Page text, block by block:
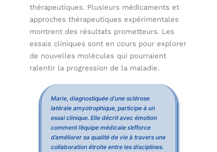
thérapeutiques. Plusieurs médicaments et
approches thérapeutiques expérimentales
montrent des résultats prometteurs. Les
essais cliniques sont en cours pour explorer
de nouvelles molécules qui pourraient
ralentir la progression de la maladie.
Marie, diagnostiquée d’une sclérose
latérale amyotrophique, participe à un
essai clinique. Elle décrit avec émotion
comment l’équipe médicale s’efforce
d’améliorer sa qualité de vie à travers une
collaboration étroite entre les disciplines.